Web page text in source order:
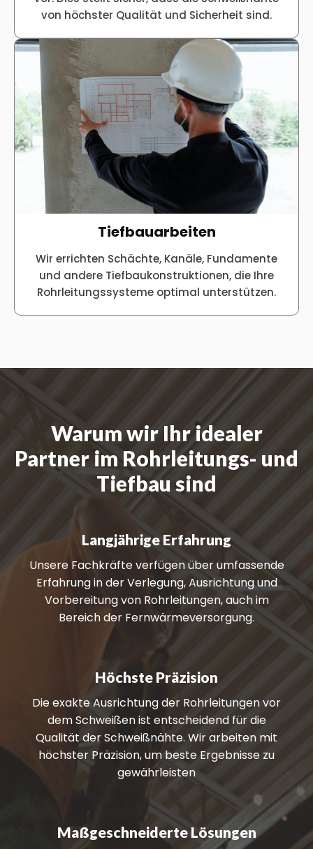
von höchster Qualität und Sicherheit sind.
Tiefbauarbeiten
Wir errichten Schächte, Kanäle, Fundamente
und andere Tiefbaukonstruktionen, die Ihre
Rohrleitungssysteme optimal unterstützen.
Warum wir Ihr idealer
Partner im Rohrleitungs- und
Tiefbau sind
Langjährige Erfahrung
Unsere Fachkräfte verfügen über umfassende
Erfahrung in der Verlegung, Ausrichtung und
Vorbereitung von Rohrleitungen, auch im
Bereich der Fernwärmeversorgung.
Höchste Präzision
Die exakte Ausrichtung der Rohrleitungen vor
dem Schweißen ist entscheidend für die
Qualität der Schweißnähte. Wir arbeiten mit
höchster Präzision, um beste Ergebnisse zu
gewährleisten
Maßgeschneiderte Lösungen